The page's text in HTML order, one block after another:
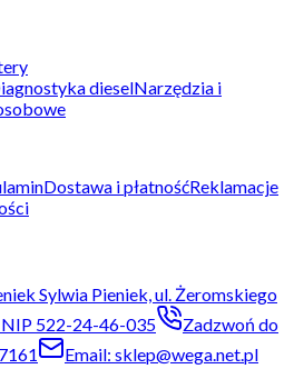
dieselNarzędzia i
Dostawa i płatnośćReklamacje
Sylwia Pieniek, ul. Żeromskiego
522-24-46-035
Zadzwoń do
Email: sklep@wega.net.pl